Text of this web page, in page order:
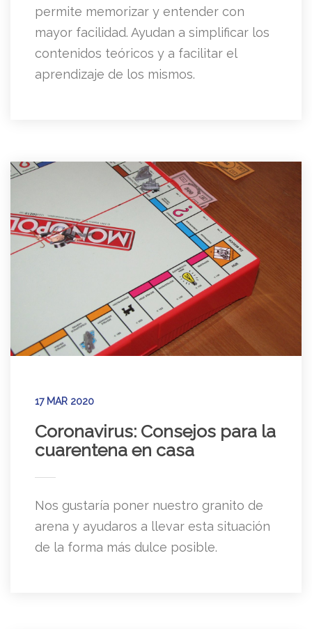
permite memorizar y entender con
mayor facilidad. Ayudan a simplificar los
contenidos teóricos y a facilitar el
aprendizaje de los mismos.
17 MAR 2020
Coronavirus: Consejos para la
cuarentena en casa
Nos gustaría poner nuestro granito de
arena y ayudaros a llevar esta situación
de la forma más dulce posible.